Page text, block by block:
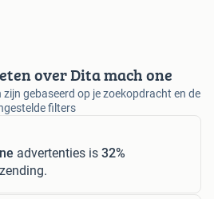
over Dita mach one
gebaseerd op je zoekopdracht en de
filters
advertenties is 32%